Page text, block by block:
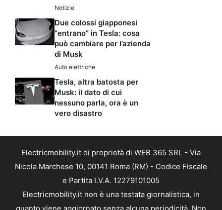
Notizie
Due colossi giapponesi
“entrano” in Tesla: cosa
può cambiare per l’azienda
di Musk
Auto elettriche
Tesla, altra batosta per
Musk: il dato di cui
nessuno parla, ora è un
vero disastro
Electricmobility.it di proprietà di WEB 365 SRL - Via
Nicola Marchese 10, 00141 Roma (RM) - Codice Fiscale
e Partita I.V.A. 12279101005
Electricmobility.it non è una testata giornalistica, in
quanto viene aggiornato senza alcuna periodicità. Non